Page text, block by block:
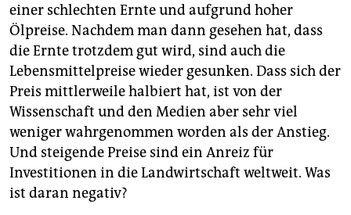
einer schlechten Ernte und aufgrund hoher
Ölpreise. Nachdem man dann gesehen hat, dass
die Ernte trotzdem gut wird, sind auch die
Lebensmittelpreise wieder gesunken. Dass sich der
Preis mittlerweile halbiert hat, ist von der
Wissenschaft und den Medien aber sehr viel
weniger wahrgenommen worden als der Anstieg.
Und steigende Preise sind ein Anreiz für
Investitionen in die Landwirtschaft weltweit. Was
ist daran negativ?